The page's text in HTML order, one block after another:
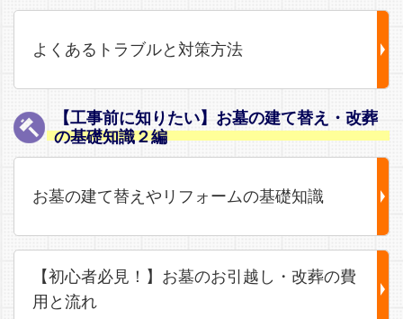
よくあるトラブルと対策方法
【工事前に知りたい】お墓の建て替え・改葬
の基礎知識２編
お墓の建て替えやリフォームの基礎知識
【初心者必見！】お墓のお引越し・改葬の費
用と流れ